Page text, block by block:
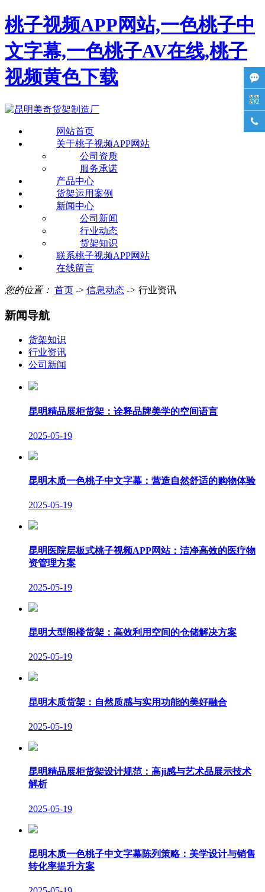
桃子视频APP网站,一色桃子中
文字幕,一色桃子AV在线,桃子
视频黄色下载
网站首页
关于桃子视频APP网站
公司资质
服务承诺
产品中心
货架运用案例
新闻中心
公司新闻
行业动态
货架知识
联系桃子视频APP网站
在线留言
您的位置： 首页 -> 信息动态 -> 行业资讯
新闻导航
货架知识
行业资讯
公司新闻
昆明精品展柜货架：诠释品牌美学的空间语言
2025-05-19
昆明木质一色桃子中文字幕：营造自然舒适的购物体验
2025-05-19
昆明医院层板式桃子视频APP网站：洁净高效的医疗物
资管理方案
2025-05-19
昆明大型阁楼货架：高效利用空间的仓储解决方案
2025-05-19
昆明木质货架：自然质感与实用功能的美好融合
2025-05-19
昆明精品展柜货架设计规范：高ji感与艺术品展示技术
解析
2025-05-19
昆明木质一色桃子中文字幕陈列策略：美学设计与销售
转化率提升方案


